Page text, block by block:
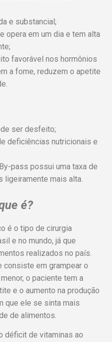
e substancial;
opera em um dia e tem alta
favorável nos hormônios
a fome, reduzem o apetite
ser desfeito;
deficiências nutricionais e
pass possui uma taxa de
mais alta.
é?
é o tipo de cirurgia
e no mundo, já que
realizados no país.
consiste em grampear o
o paciente tem a
e o aumento na produção
que ele se sinta mais
de alimentos.
déficit de vitaminas ao